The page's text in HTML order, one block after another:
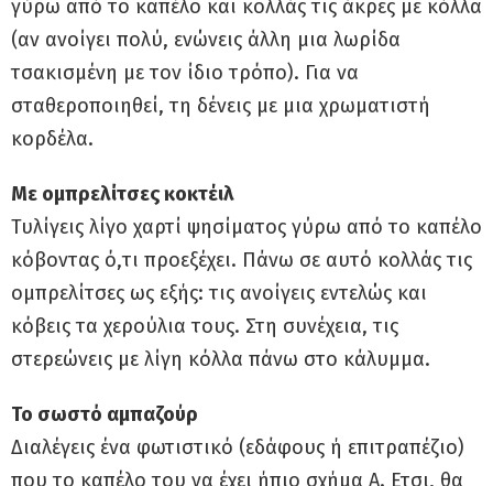
γύρω από το καπέλο και κολλάς τις άκρες με κόλλα
(αν ανοίγει πολύ, ενώνεις άλλη μια λωρίδα
τσακισμένη με τον ίδιο τρόπο). Για να
σταθεροποιηθεί, τη δένεις με μια χρωματιστή
κορδέλα.
Με ομπρελίτσες κοκτέιλ
Τυλίγεις λίγο χαρτί ψησίματος γύρω από το καπέλο
κόβοντας ό,τι προεξέχει. Πάνω σε αυτό κολλάς τις
ομπρελίτσες ως εξής: τις ανοίγεις εντελώς και
κόβεις τα χερούλια τους. Στη συνέχεια, τις
στερεώνεις με λίγη κόλλα πάνω στο κάλυμμα.
Το σωστό αμπαζούρ
Διαλέγεις ένα φωτιστικό (εδάφους ή επιτραπέζιο)
που το καπέλο του να έχει ήπιο σχήμα Α. Ετσι, θα